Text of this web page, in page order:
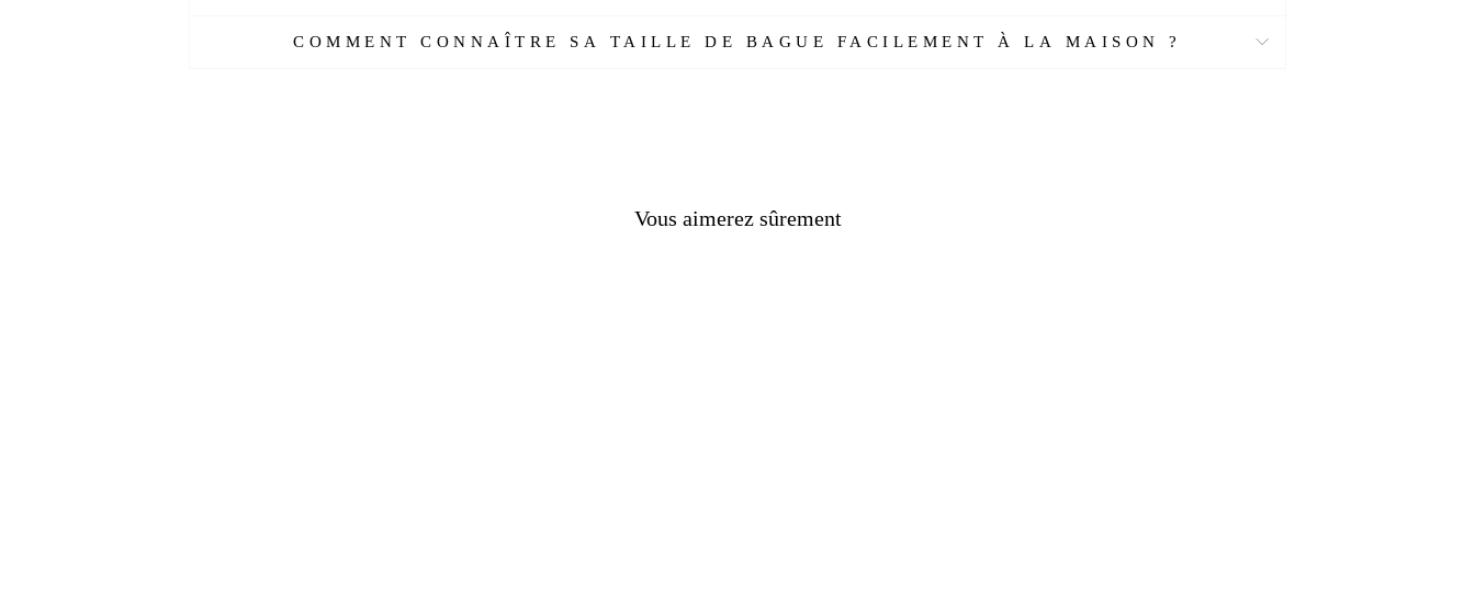
L'arbre est considéré commeun symbole sacré, qui porte des significations importantes dans les philosophies religieuses
COMMENT CONNAÎTRE SA TAILLE DE BAGUE FACILEMENT À LA MAISON ?
Vous aimerez sûrement